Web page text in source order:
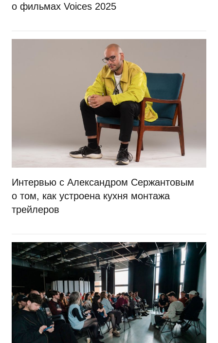
о фильмах Voices 2025
Интервью с Александром Сержантовым
о том, как устроена кухня монтажа
трейлеров